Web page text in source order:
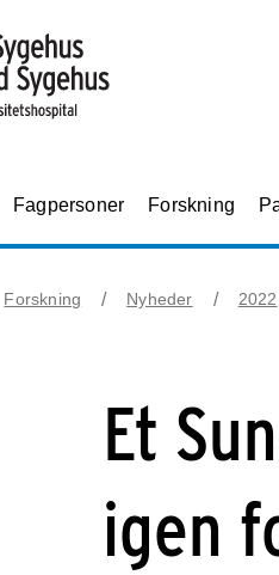
Fagpersoner Forskning
Forskning Nyheder 2022
Et
igen